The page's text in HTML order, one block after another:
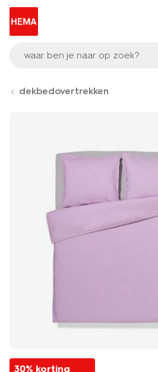
waar ben je naar op zoek?
dekbedovertrekken
30% korting